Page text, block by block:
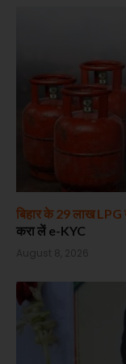
बिहार के 29 लाख
करा लें e-KYC
August 8, 2026